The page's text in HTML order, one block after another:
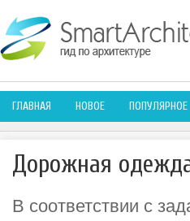
ГЛАВНАЯ НОВОЕ ПОПУЛЯРНОЕ
Дорожная
В соответствии с